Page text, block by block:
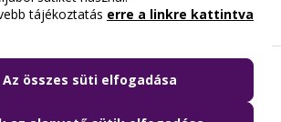
tájékoztatás erre a linkre kattintva
Az összes süti elfogadása